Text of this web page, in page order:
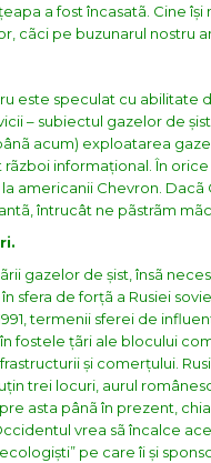
a fost încasatã. Cine
cãci pe buzunarul nostru
este speculat cu
– subiectul gazelor de
acum) exploatarea
informațional. În
americanii Chevron.
întrucât ne pãstrãm
gazelor de șist, însã
sfera de forțã a Rusiei
termenii sferei de
fostele țãri ale blocului
și comerțului.
trei locuri, aurul
asta pânã în prezent,
vrea sã încalce
pe care îi și